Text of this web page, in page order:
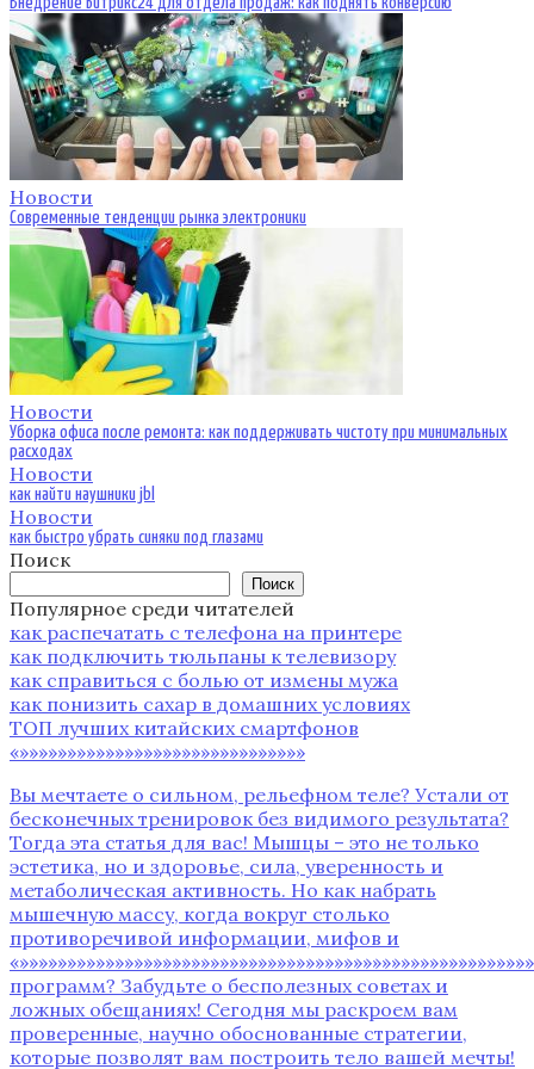
Новости
Современные тенденции рынка электроники
Новости
Уборка офиса после ремонта: как поддерживать чистоту при минимальных
расходах
Новости
как найти наушники jbl
Новости
как быстро убрать синяки под глазами
Поиск
Поиск
Популярное среди читателей
как распечатать с телефона на принтере
как подключить тюльпаны к телевизору
как справиться с болью от измены мужа
как понизить сахар в домашних условиях
ТОП лучших китайских смартфонов
«»»»»»»»»»»»»»»»»»»»»»»»»»»»»»»
Вы мечтаете о сильном, рельефном теле? Устали от
бесконечных тренировок без видимого результата?
Тогда эта статья для вас! Мышцы – это не только
эстетика, но и здоровье, сила, уверенность и
метаболическая активность. Но как набрать
мышечную массу, когда вокруг столько
противоречивой информации, мифов и
программ? Забудьте о бесполезных советах и
ложных обещаниях! Сегодня мы раскроем вам
проверенные, научно обоснованные стратегии,
которые позволят вам построить тело вашей мечты!